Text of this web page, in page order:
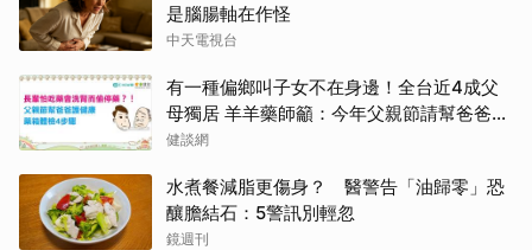
是腦腸軸在作怪
中天電視台
有一種偏鄉叫子女不在身邊！全台近4成父
母獨居 羊羊藥師籲：今年父親節請幫爸爸讀
懂他的藥
健談網
水煮餐減脂更傷身？ 醫警告「油歸零」恐
釀膽結石：5警訊別輕忽
鏡週刊